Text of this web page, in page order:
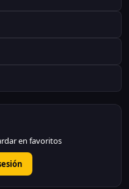
en favoritos